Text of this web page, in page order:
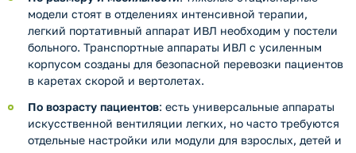
модели стоят в отделениях интенсивной терапии,
легкий портативный аппарат ИВЛ необходим у постели
больного. Транспортные аппараты ИВЛ с усиленным
корпусом созданы для безопасной перевозки пациентов
в каретах скорой и вертолетах.
По возрасту пациентов: есть универсальные аппараты
искусственной вентиляции легких, но часто требуются
отдельные настройки или модули для взрослых, детей и